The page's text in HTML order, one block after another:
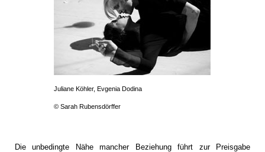
Juliane Köhler, Evgenia Dodina
© Sarah Rubensdörffer
Die unbedingte Nähe mancher Beziehung führt zur Preisgabe